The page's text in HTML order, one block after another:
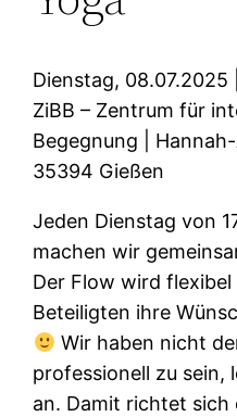
Dienstag, 08.07.2025
ZiBB – Zentrum für
Begegnung |
35394 Gießen
Jeden Dienstag von
machen wir
Der Flow wird
Beteiligten ihre
Wir haben nicht
professionell zu sein,
an. Damit richtet sich